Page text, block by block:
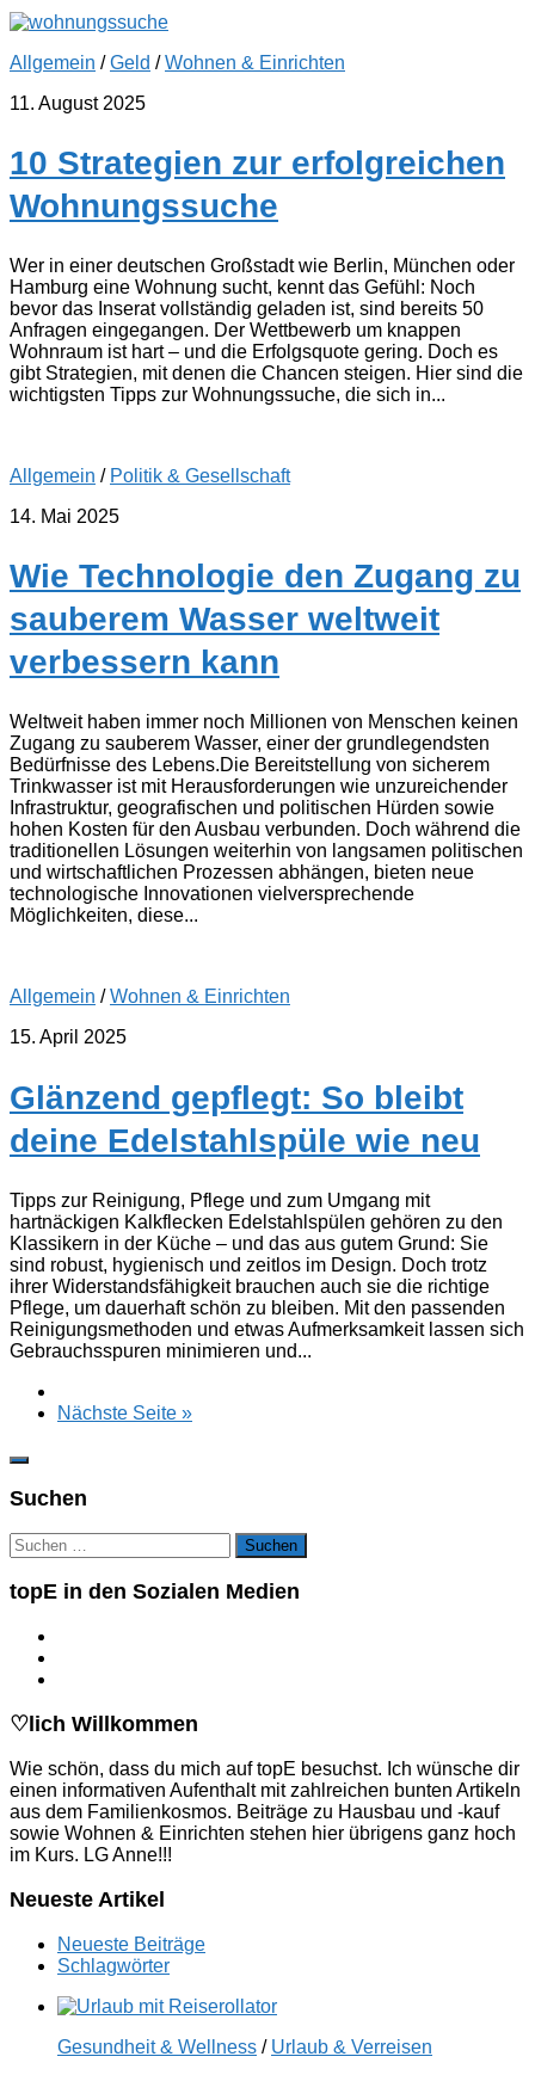
Allgemein /Geld /Wohnen & Einrichten
11. August 2025
10 Strategien zur erfolgreichen
Wohnungssuche
Wer in einer deutschen Großstadt wie Berlin, München oder
Hamburg eine Wohnung sucht, kennt das Gefühl: Noch
bevor das Inserat vollständig geladen ist, sind bereits 50
Anfragen eingegangen. Der Wettbewerb um knappen
Wohnraum ist hart – und die Erfolgsquote gering. Doch es
gibt Strategien, mit denen die Chancen steigen. Hier sind die
wichtigsten Tipps zur Wohnungssuche, die sich in...
Allgemein / Politik & Gesellschaft
14. Mai 2025
Wie Technologie den Zugang zu
sauberem Wasser weltweit
verbessern kann
Weltweit haben immer noch Millionen von Menschen keinen
Zugang zu sauberem Wasser, einer der grundlegendsten
Bedürfnisse des Lebens.Die Bereitstellung von sicherem
Trinkwasser ist mit Herausforderungen wie unzureichender
Infrastruktur, geografischen und politischen Hürden sowie
hohen Kosten für den Ausbau verbunden. Doch während die
traditionellen Lösungen weiterhin von langsamen politischen
und wirtschaftlichen Prozessen abhängen, bieten neue
technologische Innovationen vielversprechende
Möglichkeiten, diese...
Allgemein /Wohnen & Einrichten
15. April 2025
Glänzend gepflegt: So bleibt
deine Edelstahlspüle wie neu
Tipps zur Reinigung, Pflege und zum Umgang mit
hartnäckigen Kalkflecken Edelstahlspülen gehören zu den
Klassikern in der Küche – und das aus gutem Grund: Sie
sind robust, hygienisch und zeitlos im Design. Doch trotz
ihrer Widerstandsfähigkeit brauchen auch sie die richtige
Pflege, um dauerhaft schön zu bleiben. Mit den passenden
Reinigungsmethoden und etwas Aufmerksamkeit lassen sich
Gebrauchsspuren minimieren und...
Nächste Seite »
Suchen
Suchen
nach:
topE in den Sozialen Medien
♡lich Willkommen
Wie schön, dass du mich auf topE besuchst. Ich wünsche dir
einen informativen Aufenthalt mit zahlreichen bunten Artikeln
aus dem Familienkosmos. Beiträge zu Hausbau und -kauf
sowie Wohnen & Einrichten stehen hier übrigens ganz hoch
im Kurs. LG Anne!!!
Neueste Artikel
Neueste Beiträge
Schlagwörter
Gesundheit & Wellness / Urlaub & Verreisen